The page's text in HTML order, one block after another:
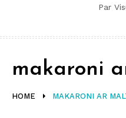
Par
HOME MAKARONI AR
makaroni